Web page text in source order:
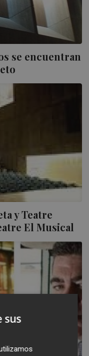
se encuentran
y Teatre
El Musical
sus